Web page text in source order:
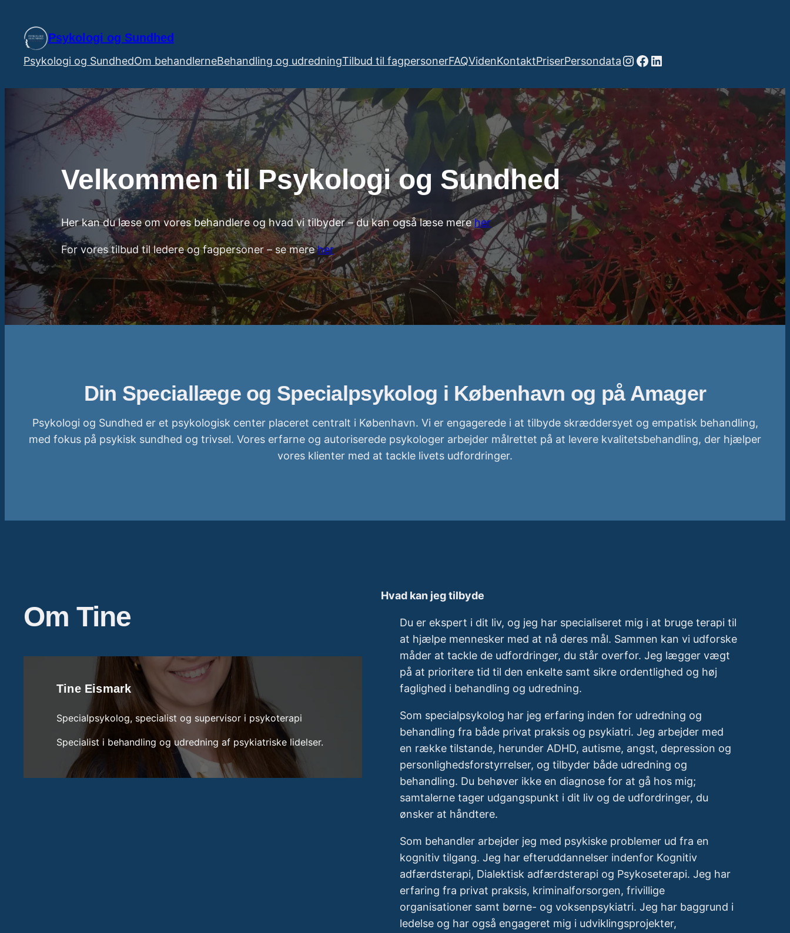
indhold
Psykologi og Sundhed
Psykologi og SundhedOm behandlerneBehandling og udredningTilbud til fagpersonerFAQVidenKontaktPriserPersondataInstagram
Facebook
LinkedIn
Velkommen til Psykologi og Sundhed
Her kan du læse om vores behandlere og hvad vi tilbyder – du kan også læse mereher
For vores tilbud til ledere og fagpersoner – se mereher
Din Speciallæge og Specialpsykolog i København og på Amager
Psykologi og Sundhed er et psykologisk center placeret centralt i København. Vi er engagerede i at tilbyde skræddersyet og empatisk behandling,
med fokus på psykisk sundhed og trivsel. Vores erfarne og autoriserede psykologer arbejder målrettet på at levere kvalitetsbehandling, der hjælper
vores klienter med at tackle livets udfordringer.
Om Tine
Tine Eismark
Specialpsykolog, specialist og supervisor i psykoterapi
Specialist i behandling og udredning af psykiatriske lidelser.
Hvad kan jeg tilbyde
Du er ekspert i dit liv, og jeg har specialiseret mig i at bruge terapi til
at hjælpe mennesker med at nå deres mål. Sammen kan vi udforske
måder at tackle de udfordringer, du står overfor. Jeg lægger vægt
på at prioritere tid til den enkelte samt sikre ordentlighed og høj
faglighed i behandling og udredning.
Som specialpsykolog har jeg erfaring inden for udredning og
behandling fra både privat praksis og psykiatri. Jeg arbejder med
en række tilstande, herunder ADHD, autisme, angst, depression og
personlighedsforstyrrelser, og tilbyder både udredning og
behandling. Du behøver ikke en diagnose for at gå hos mig;
samtalerne tager udgangspunkt i dit liv og de udfordringer, du
ønsker at håndtere.
Som behandler arbejder jeg med psykiske problemer ud fra en
kognitiv tilgang. Jeg har efteruddannelser indenfor Kognitiv
adfærdsterapi, Dialektisk adfærdsterapi og Psykoseterapi. Jeg har
erfaring fra privat praksis, kriminalforsorgen, frivillige
organisationer samt børne- og voksenpsykiatri. Jeg har baggrund i
ledelse og har også engageret mig i udviklingsprojekter,